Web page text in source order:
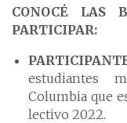
CONOCÉ LAS
PARTICIPAR:
estudiantes
Columbia que
lectivo 2022.